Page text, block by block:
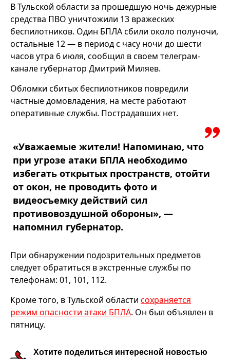
В Тульской области за прошедшую ночь дежурные
средства ПВО уничтожили 13 вражеских
беспилотников. Один БПЛА сбили около полуночи,
остальные 12 — в период с часу ночи до шести
часов утра 6 июля, сообщил в своем телеграм-
канале губернатор Дмитрий Миляев.
Обломки сбитых беспилотников повредили
частные домовладения, на месте работают
оперативные службы. Пострадавших нет.
«Уважаемые жители! Напоминаю, что
при угрозе атаки БПЛА необходимо
избегать открытых пространств, отойти
от окон, не проводить фото и
видеосъемку действий сил
противовоздушной обороны», —
напомнил губернатор.
При обнаружении подозрительных предметов
следует обратиться в экстренные службы по
телефонам: 01, 101, 112.
Кроме того, в Тульской области сохраняется
режим опасности атаки БПЛА. Он был объявлен в
пятницу.
Хотите поделиться интересной новостью